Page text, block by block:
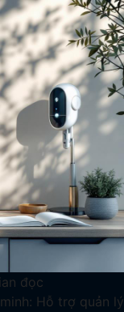
đọc
Hỗ trợ quản lý